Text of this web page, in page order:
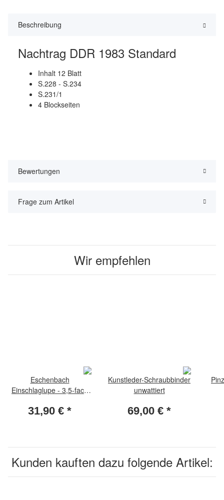
Beschreibung
Nachtrag DDR 1983 Standard
Inhalt 12 Blatt
S.228 - S.234
S.231/1
4 Blockseiten
Bewertungen
Frage zum Artikel
Wir empfehlen
Eschenbach
Einschlaglupe - 3,5-fach
31,90 € *
Kunstleder-Schraubbinder
unwattiert
69,00 € *
Kunden kauften dazu folgende Artikel: